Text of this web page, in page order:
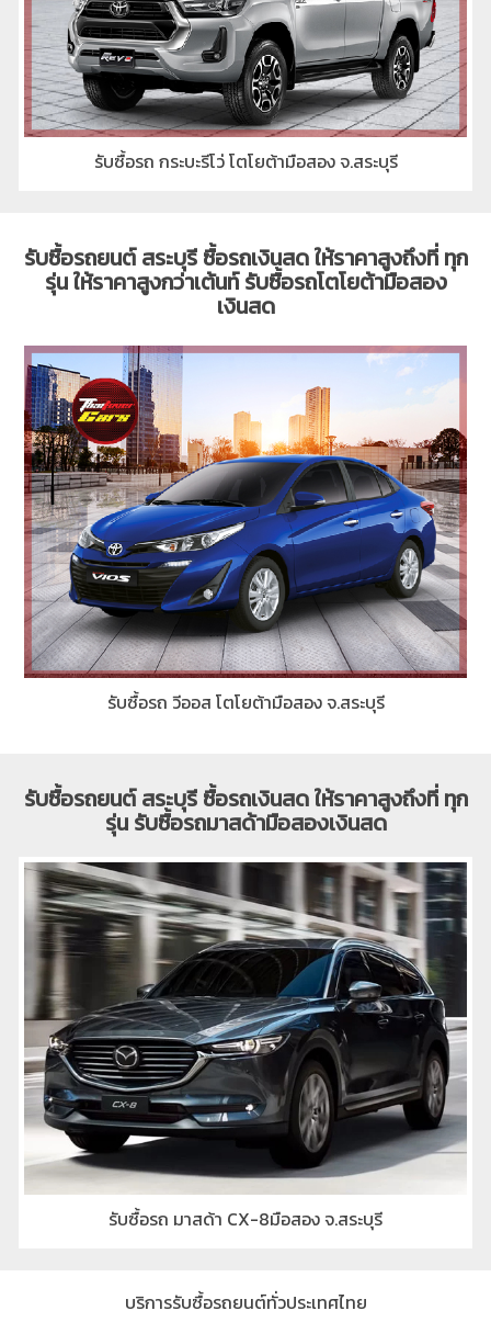
รับซื้อรถ กระบะรีโว่ โตโยต้ามือสอง จ.สระบุรี
รับซื้อรถยนต์ สระบุรี ซื้อรถเงินสด ให้ราคาสูงถึงที่ ทุก
รุ่น ให้ราคาสูงกว่าเต้นท์ รับซื้อรถโตโยต้ามือสอง
เงินสด
รับซื้อรถ วีออส โตโยต้ามือสอง จ.สระบุรี
รับซื้อรถยนต์ สระบุรี ซื้อรถเงินสด ให้ราคาสูงถึงที่ ทุก
รุ่น รับซื้อรถมาสด้ามือสองเงินสด
รับซื้อรถ มาสด้า CX-8มือสอง จ.สระบุรี
บริการรับซื้อรถยนต์ทั่วประเทศไทย